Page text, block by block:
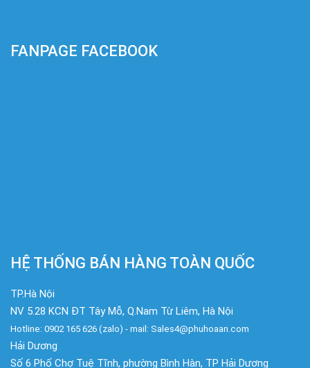
FANPAGE FACEBOOK
HỆ THỐNG BÁN HÀNG TOÀN QUỐC
TP.Hà Nội
NV 5.28 KCN ĐT Tây Mỗ, Q.Nam Từ Liêm, Hà Nội
Hotline: 0902 165 626 (zalo) - mail: Sales4@phuhoaan.com
Hải Dương
Số 6 Phố Chợ Tuệ Tĩnh, phường Bình Hàn, TP Hải Dương